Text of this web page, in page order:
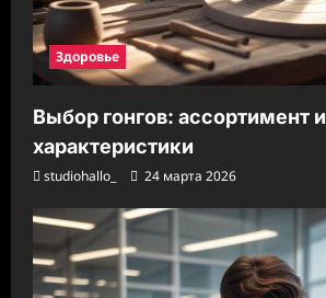
Здоровье
Выбор гонгов: ассортимент и
характеристики
studiohallo_ 24 марта 2026